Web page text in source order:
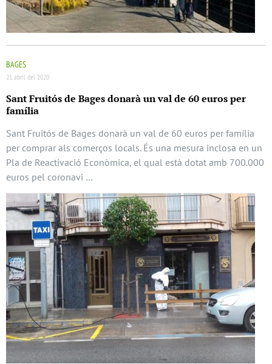
BAGES
21 abril del 2020
Sant Fruitós de Bages donarà un val de 60 euros per
família
Sant Fruitós de Bages donarà un val de 60 euros per família
per comprar als comerços locals. És una mesura inclosa en un
Pla de Reactivació Econòmica, el qual està dotat amb 700.000
euros pel coronavi …